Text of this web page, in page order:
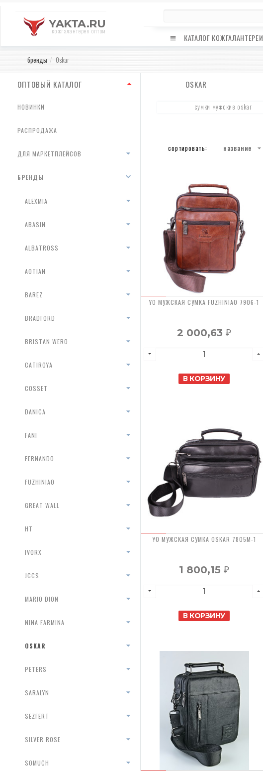
YAKTA.RU
кожгалантерея оптом
КАТАЛОГ КОЖГАЛАНТЕРЕИ
бренды Oskar
ОПТОВЫЙ КАТАЛОГ
НОВИНКИ
РАСПРОДАЖА
ДЛЯ МАРКЕТПЛЕЙСОВ
БРЕНДЫ
ALEXMIA
ABASIN
ALBATROSS
AOTIAN
BAREZ
BRADFORD
BRISTAN WERO
CATIROYA
COSSET
DANICA
FANI
FERNANDO
FUZHINIAO
GREAT WALL
HT
IVORX
JCCS
MARIO DION
NINA FARMINA
OSKAR
PETERS
SARALYN
SEZFERT
SILVER ROSE
SOMUCH
OSKAR
сумки мужские oskar
сортировать: название
YO МУЖСКАЯ СУМКА FUZHINIAO 7906-1
2 000,63₽
В КОРЗИНУ
YO МУЖСКАЯ СУМКА OSKAR 7805M-1
1 800,15₽
В КОРЗИНУ